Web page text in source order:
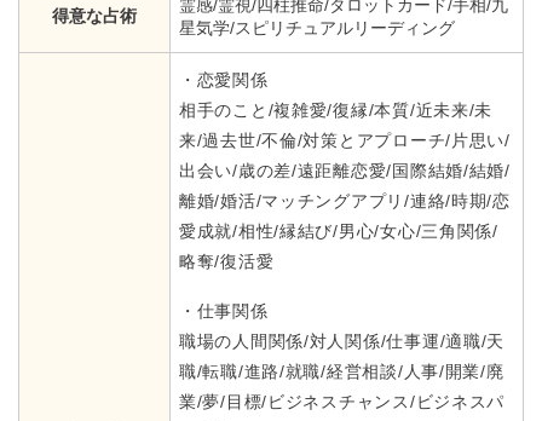
得意な占術
霊感/霊視/四柱推命/タロットカード/手相/九
星気学/スピリチュアルリーディング
・恋愛関係
相手のこと/複雑愛/復縁/本質/近未来/未
来/過去世/不倫/対策とアプローチ/片思い/
出会い/歳の差/遠距離恋愛/国際結婚/結婚/
離婚/婚活/マッチングアプリ/連絡/時期/恋
愛成就/相性/縁結び/男心/女心/三角関係/
略奪/復活愛
・仕事関係
職場の人間関係/対人関係/仕事運/適職/天
職/転職/進路/就職/経営相談/人事/開業/廃
業/夢/目標/ビジネスチャンス/ビジネスパ